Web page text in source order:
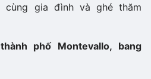
cùng gia đình và ghé thăm
phố Montevallo, bang